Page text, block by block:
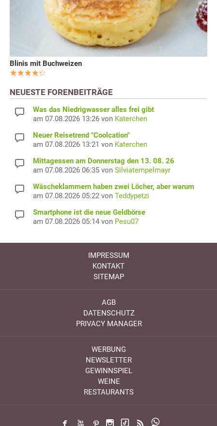
Blinis mit Buchweizen
NEUESTE FORENBEITRÄGE
Was das Niedrigwasser alles frei gibt
am 07.08.2026 13:26 von Katerchen
Neuer Reisetrend "Coolcation"
am 07.08.2026 13:21 von Katerchen
Mittagessen am Donnerstag den 13. 08. 26
am 07.08.2026 06:35 von Silviatempelmayr
Wäscheklammern haben zwei Löcher, aber warum
am 07.08.2026 05:22 von Teddypetzi
Smartphone ist die neue Geldbörse
am 07.08.2026 05:14 von Pesu07
IMPRESSUM
KONTAKT
SITEMAP
AGB
DATENSCHUTZ
PRIVACY MANAGER
WERBUNG
NEWSLETTER
GEWINNSPIEL
WEINE
RESTAURANTS